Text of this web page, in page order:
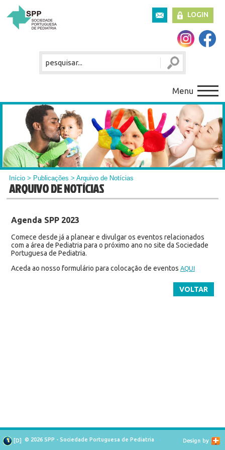
LOGIN
Menu
Início > Publicações > Arquivo de Notícias
ARQUIVO DE NOTÍCIAS
Agenda SPP 2023
Comece desde já a planear e divulgar os eventos relacionados
com a área de Pediatria para o próximo ano no site da Sociedade
Portuguesa de Pediatria.
Aceda ao nosso formulário para colocação de eventos AQUI
VOLTAR
[D] © 2026 SPP - Sociedade Portuguesa de Pediatria